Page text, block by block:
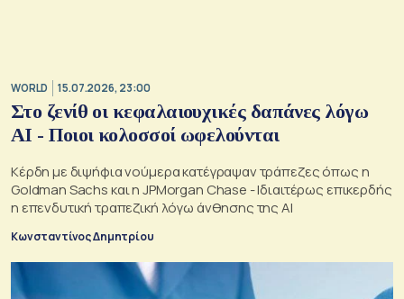
WORLD 15.07.2026, 23:00
Στο ζενίθ οι κεφαλαιουχικές δαπάνες λόγω
AI - Ποιοι κολοσσοί ωφελούνται
Κέρδη με διψήφια νούμερα κατέγραψαν τράπεζες όπως η
Goldman Sachs και η JPMorgan Chase - Ιδιαιτέρως επικερδής
η επενδυτική τραπεζική λόγω άνθησης της ΑΙ
Κωνσταντίνος Δημητρίου